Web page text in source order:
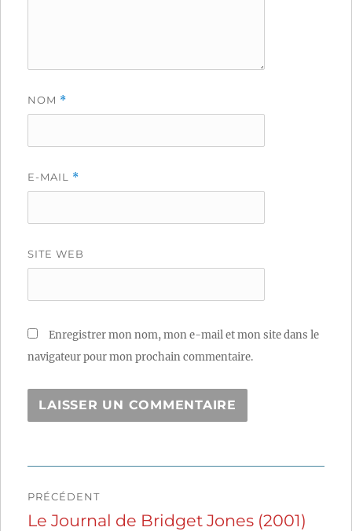
NOM *
E-MAIL *
SITE WEB
Enregistrer mon nom, mon e-mail et mon site dans le
navigateur pour mon prochain commentaire.
de
PRÉCÉDENT
Publication
Le Journal de Bridget Jones (2001)